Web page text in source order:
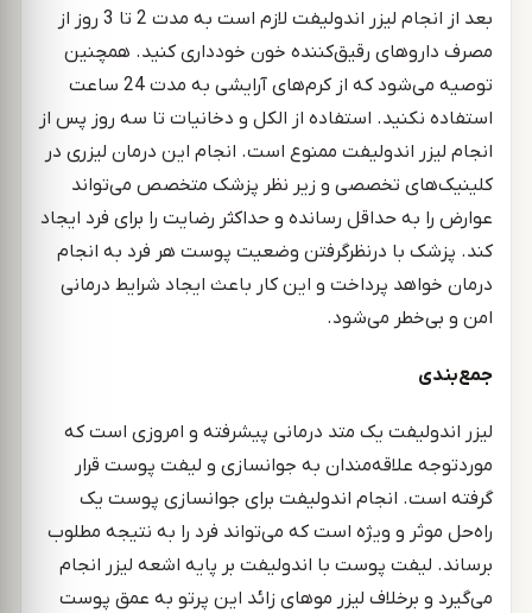
بعد از انجام لیزر اندولیفت لازم است به مدت 2 تا 3 روز از
مصرف داروهای رقیق‌کننده خون خودداری کنید. همچنین
توصیه می‌شود که از کرم‌های آرایشی به مدت 24 ساعت
استفاده نکنید. استفاده از الکل و دخانیات تا سه روز پس از
انجام لیزر اندولیفت ممنوع است. انجام این درمان لیزری در
کلینیک‌های تخصصی و زیر نظر پزشک متخصص می‌تواند
عوارض را به حداقل رسانده و حداکثر رضایت را برای فرد ایجاد
کند. پزشک با درنظرگرفتن وضعیت پوست هر فرد به انجام
درمان خواهد پرداخت و این کار باعث ایجاد شرایط درمانی
امن و بی‌خطر می‌شود.
جمع‌بندی
لیزر اندولیفت یک متد درمانی پیشرفته و امروزی است که
موردتوجه علاقه‌مندان به جوانسازی و لیفت پوست قرار
گرفته است. انجام اندولیفت برای جوانسازی پوست یک
راه‌حل موثر و ویژه است که می‌‌تواند فرد را به نتیجه مطلوب
برساند. لیفت پوست با اندولیفت بر پایه اشعه لیزر انجام
می‌گیرد و برخلاف لیزر موهای زائد این پرتو به عمق پوست